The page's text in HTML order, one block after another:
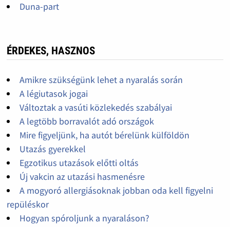
Duna-part
ÉRDEKES, HASZNOS
Amikre szükségünk lehet a nyaralás során
A légiutasok jogai
Változtak a vasúti közlekedés szabályai
A legtöbb borravalót adó országok
Mire figyeljünk, ha autót bérelünk külföldön
Utazás gyerekkel
Egzotikus utazások előtti oltás
Új vakcin az utazási hasmenésre
A mogyoró allergiásoknak jobban oda kell figyelni
repüléskor
Hogyan spóroljunk a nyaraláson?